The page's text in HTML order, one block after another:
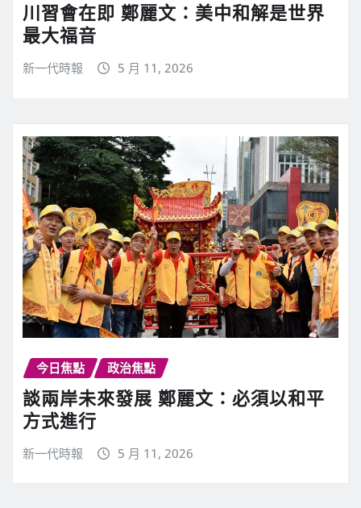
川習會在即 鄭麗文：美中和解是世界
最大福音
新一代時報 5 月 11, 2026
今日焦點 政治焦點
談兩岸未來發展 鄭麗文：必須以和平
方式進行
新一代時報 5 月 11, 2026